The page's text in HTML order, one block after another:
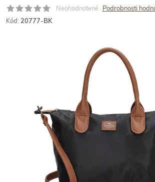
Neohodnotené Podrobnosti
Kód: 20777-BK